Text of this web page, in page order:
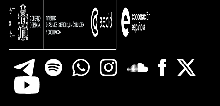
TelegramSpotify WhatsappInstagramSoundcloreFacebook
X
Youtube